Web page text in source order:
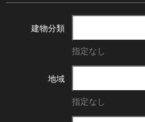
建物分類
指定なし
地域
指定なし